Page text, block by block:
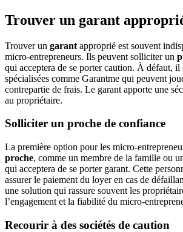
Trouver un garant
Trouver un garant approprié est souvent
micro-entrepreneurs. Ils peuvent solliciter un
qui acceptera de se porter caution. À défaut, il
spécialisées comme Garantme qui peuvent
contrepartie de frais. Le garant apporte une
au propriétaire.
Solliciter un proche de confiance
La première option pour les micro-
proche, comme un membre de la famille ou
qui acceptera de se porter garant. Cette
assurer le paiement du loyer en cas de
une solution qui rassure souvent les
l’engagement et la fiabilité du micro-
Recourir à des sociétés de caution